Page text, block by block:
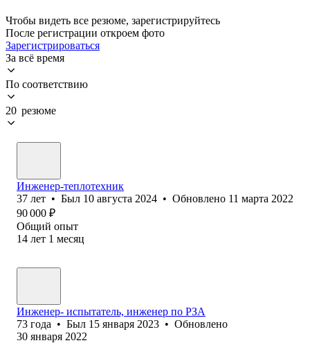
Чтобы видеть все резюме, зарегистрируйтесь
После регистрации откроем фото
Зарегистрироваться
За всё время
По соответствию
20 резюме
Инженер-теплотехник
37 лет • Был 10 августа 2024 • Обновлено 11 марта 2022
90 000 ₽
Общий опыт
14 лет 1 месяц
Инженер- испытатель, инженер по РЗА
73 года • Был 15 января 2023 • Обновлено
30 января 2022